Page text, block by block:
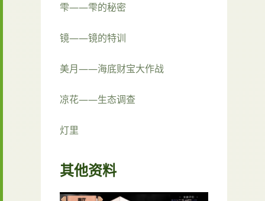
雫——雫的秘密
镜——镜的特训
美月——海底财宝大作战
凉花——生态调查
灯里
其他资料